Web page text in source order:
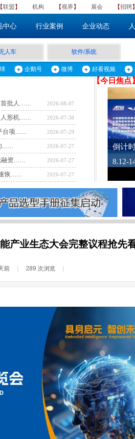
联盟 】 机构 【视界 】 展会 【招聘
中心 行业案例 企业动态
软件/系统
人车
企鹅号 微博 好看视频
【​今日焦点
批人...... 2026-08-07
形机...... 2026-07-30
台项...... 2026-07-29
...... 2026-07-27
融资...... 2026-07-27
恢...... 2026-07-27
产业生态大会完整议程抢先
前 289 次浏览